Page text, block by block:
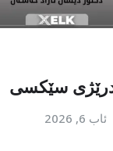
سێکسی
ئاب 6, 2026